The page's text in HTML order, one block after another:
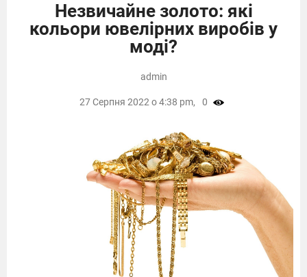
Незвичайне золото: які
кольори ювелірних виробів у
моді?
admin
27 Серпня 2022 о 4:38 pm, 0